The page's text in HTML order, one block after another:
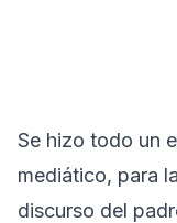
Se hizo todo un
mediático, para
discurso del